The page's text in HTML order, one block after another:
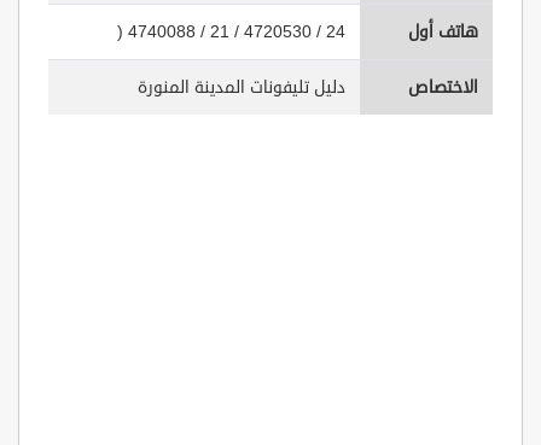
هاتف أول ) 4740088 / 21 / 4720530 / 24
الاختصاص دليل تليفونات المدينة المنورة